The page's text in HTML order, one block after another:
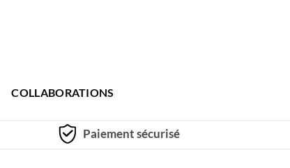
COLLABORATIONS
Paiement sécurisé